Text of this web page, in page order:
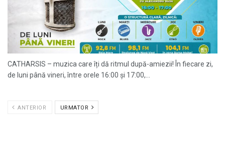
CATHARSIS – muzica care îți dă ritmul după-amiezii! În fiecare zi,
de luni până vineri, între orele 16:00 și 17:00,...
ANTERIOR URMATOR